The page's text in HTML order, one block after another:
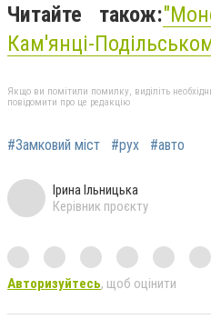
Читайте також:
Кам'янці-
Якщо ви помітили помилку, виділіть
повідомити про це редакцію
#Замковий міст #рух #авто
Ірина Ільницька
Керівник проєкту
Авторизуйтесь, щоб оцінити